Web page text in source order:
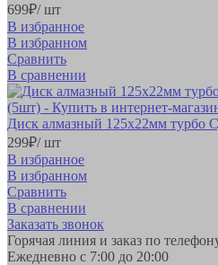
699₽/ шт
В избранное
В избранном
Сравнить
В сравнении
Диск алмазный 125х22мм
299₽/ шт
В избранное
В избранном
Сравнить
В сравнении
Заказать звонок
Горячая линия и заказ по
Ежедневно с 7:00 до 20:00